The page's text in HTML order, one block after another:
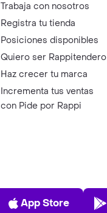
Trabaja con nosotros
Registra tu tienda
Posiciones disponibles
Quiero ser Rappitendero
Haz crecer tu marca
Incrementa tus ventas
con Pide por Rappi
App Store
App Store